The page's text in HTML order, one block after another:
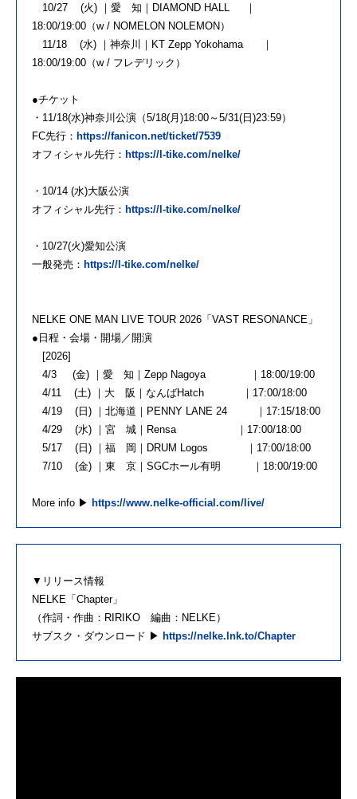
10/27 (火) ｜愛 知｜DIAMOND HALL ｜
18:00/19:00（w / NOMELON NOLEMON）
11/18 (水) ｜神奈川｜KT Zepp Yokohama ｜
18:00/19:00（w / フレデリック）
●チケット
・11/18(水)神奈川公演（5/18(月)18:00～5/31(日)23:59）
FC先行： https://fanicon.net/ticket/7539
オフィシャル先行： https://l-tike.com/nelke/
・10/14 (水)大阪公演
オフィシャル先行： https://l-tike.com/nelke/
・10/27(火)愛知公演
一般発売： https://l-tike.com/nelke/
NELKE ONE MAN LIVE TOUR 2026「VAST RESONANCE」
●日程・会場・開場／開演
[2026]
4/3 (金) ｜愛 知｜Zepp Nagoya ｜18:00/19:00
4/11 (土) ｜大 阪｜なんばHatch ｜17:00/18:00
4/19 (日) ｜北海道｜PENNY LANE 24 ｜17:15/18:00
4/29 (水) ｜宮 城｜Rensa ｜17:00/18:00
5/17 (日) ｜福 岡｜DRUM Logos ｜17:00/18:00
7/10 (金) ｜東 京｜SGCホール有明 ｜18:00/19:00
More info ▶ https://www.nelke-official.com/live/
▼リリース情報
NELKE「Chapter」
（作詞・作曲：RIRIKO 編曲：NELKE）
サブスク・ダウンロード ▶ https://nelke.lnk.to/Chapter